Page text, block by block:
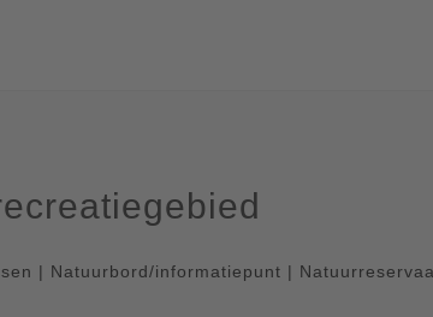
| Natuurbord/informatiepunt |